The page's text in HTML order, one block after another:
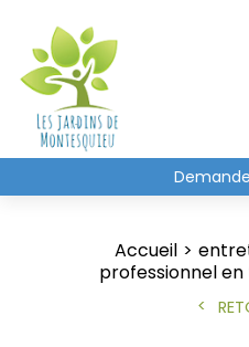
Accueil
professionnel